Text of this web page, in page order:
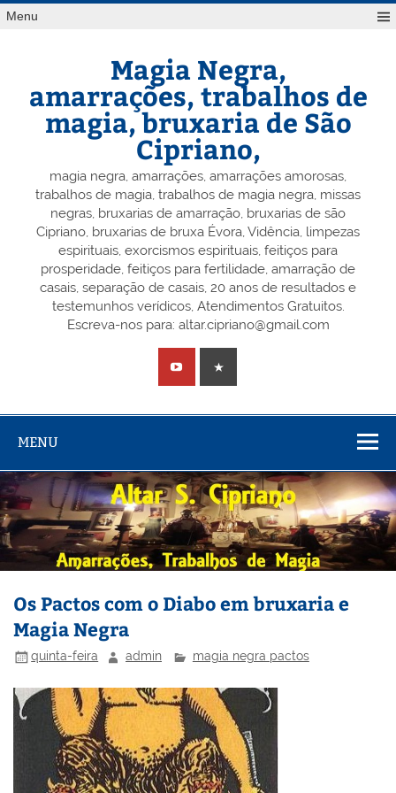
Skip
toMenu
Magia Negra,
amarrações, trabalhos de
magia, bruxaria de São
Cipriano,
magia negra, amarrações, amarrações amorosas,
trabalhos de magia, trabalhos de magia negra, missas
negras, bruxarias de amarração, bruxarias de são
Cipriano, bruxarias de bruxa Évora, Vidência, limpezas
espirituais, exorcismos espirituais, feitiços para
prosperidade, feitiços para fertilidade, amarração de
casais, separação de casais, 20 anos de resultados e
testemunhos verídicos, Atendimentos Gratuitos.
Escreva-nos para: altar.cipriano@gmail.com
MENU
Os Pactos com o Diabo em bruxaria e
Magia Negra
quinta-feira admin magia negra pactos